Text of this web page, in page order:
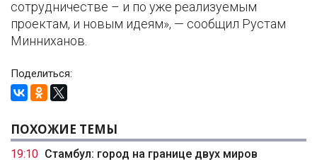
сотрудничестве – и по уже реализуемым
проектам, и новым идеям», — сообщил Рустам
Минниханов.
Поделиться:
ПОХОЖИЕ ТЕМЫ
19:10 Стамбул: город на границе двух миров